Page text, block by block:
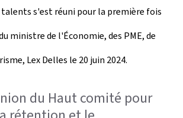
s'est réuni pour la première fois
ministre de l'Économie, des PME, de
Lex Delles le 20 juin 2024.
du Haut comité pour